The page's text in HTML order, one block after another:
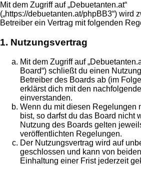
Mit dem Zugriff auf „Debuetanten.at“
(„https://debuetanten.at/phpBB3“) wird
Betreiber ein Vertrag mit folgenden
1. Nutzungsvertrag
Mit dem Zugriff auf
Board“) schließt du einen
Betreiber des Boards ab (im
erklärst dich mit den
einverstanden.
Wenn du mit diesen Regelungen
bist, so darfst du das Board nicht
Nutzung des Boards gelten
veröffentlichten Regelungen.
Der Nutzungsvertrag wird auf
geschlossen und kann von
Einhaltung einer Frist jederzeit